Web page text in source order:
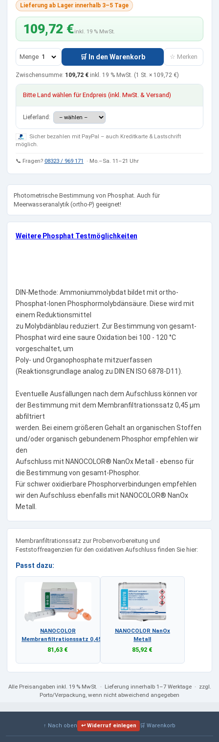
Lieferung ab Lager innerhalb 3–5 Tage
109,72 €inkl. 19 % MwSt.
Menge 🛒 In den Warenkorb ☆ Merken
Zwischensumme: 109,72 € inkl. 19 % MwSt. (1 St. × 109,72 €)
Bitte Land wählen für Endpreis (inkl. MwSt. & Versand)
Lieferland:
Sicher bezahlen mit PayPal – auch Kreditkarte & Lastschrift
möglich.
📞 Fragen? 08323 / 969 171 · Mo.–Sa. 11–21 Uhr
Photometrische Bestimmung von Phosphat. Auch für
Meerwasseranalytik (ortho-P) geeignet!
Weitere Phosphat Testmöglichkeiten
DIN-Methode: Ammoniummolybdat bildet mit ortho-
Phosphat-Ionen Phosphormolybdänsäure. Diese wird mit
einem Reduktionsmittel
zu Molybdänblau reduziert. Zur Bestimmung von gesamt-
Phosphat wird eine saure Oxidation bei 100 - 120 °C
vorgeschaltet, um
Poly- und Organophosphate mitzuerfassen
(Reaktionsgrundlage analog zu DIN EN ISO 6878-D11).
Eventuelle Ausfällungen nach dem Aufschluss können vor
der Bestimmung mit dem Membranfiltrationssatz 0,45 µm
abfiltriert
werden. Bei einem größeren Gehalt an organischen Stoffen
und/oder organisch gebundenem Phosphor empfehlen wir
den
Aufschluss mit NANOCOLOR® NanOx Metall - ebenso für
die Bestimmung von gesamt-Phosphor.
Für schwer oxidierbare Phosphorverbindungen empfehlen
wir den Aufschluss ebenfalls mit NANOCOLOR® NanOx
Metall.
Membranfiltrationssatz zur Probenvorbereitung und
Feststoffreagenzien für den oxidativen Aufschluss finden Sie hier:
Passt dazu:
NANOCOLOR
Membranfiltrationssatz 0,45 µm
81,63 €
NANOCOLOR NanOx
Metall
85,92 €
Alle Preisangaben inkl. 19 % MwSt.
· Lieferung innerhalb 1–7 Werktage · zzgl.
Porto/Verpackung, wenn nicht abweichend angegeben
↑ Nach oben ↩ Widerruf einlegen 🛒 Warenkorb